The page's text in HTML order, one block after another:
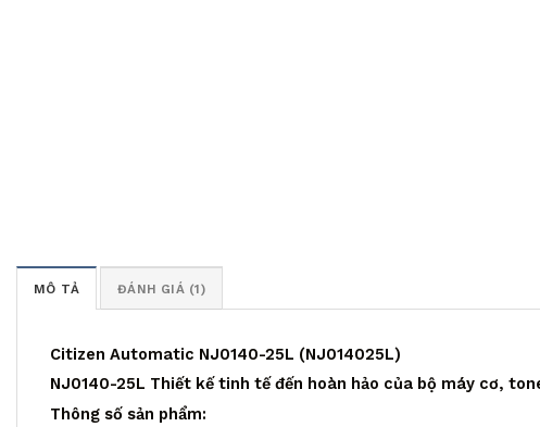
MÔ TẢ ĐÁNH GIÁ (1)
Citizen Automatic NJ0140-25L (NJ014025L)
NJ0140-25L Thiết kế tinh tế đến hoàn hảo của bộ máy cơ,
Thông số sản phẩm: